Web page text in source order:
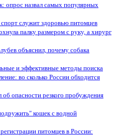
опрос назвал самых популярных
спорт служит здоровью питомцев
палку размером с руку, а хирург
объяснил, почему собака
и эффективные методы поиска
во сколько России обходится
опасности резкого пробуждения
кошек с водной
питомцев в России: